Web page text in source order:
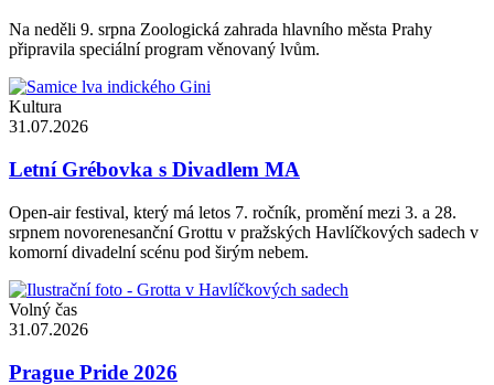
Na neděli 9. srpna Zoologická zahrada hlavního města Prahy
připravila speciální program věnovaný lvům.
Kultura
31.07.2026
Letní Grébovka s Divadlem MA
Open-air festival, který má letos 7. ročník, promění mezi 3. a 28.
srpnem novorenesanční Grottu v pražských Havlíčkových sadech v
komorní divadelní scénu pod širým nebem.
Volný čas
31.07.2026
Prague Pride 2026